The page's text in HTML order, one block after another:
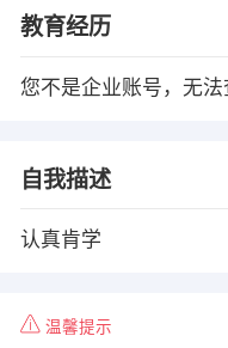
教育经历
您不是企业账号，无法
自我描述
认真肯学
温馨提示